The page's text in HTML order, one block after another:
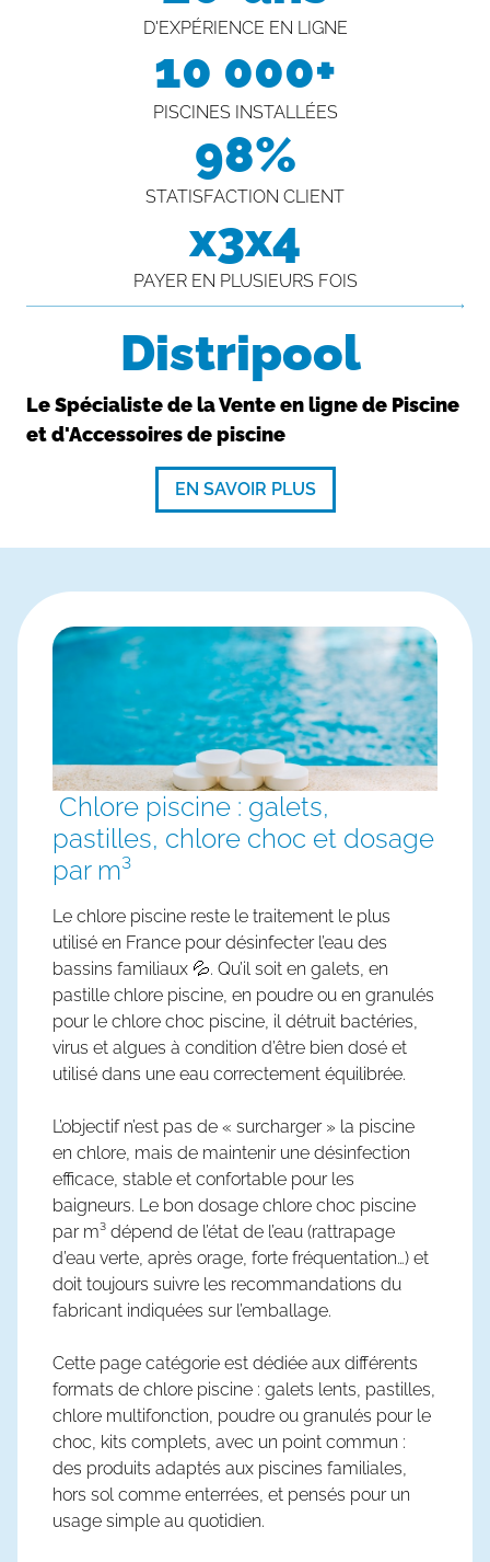
D'EXPÉRIENCE EN LIGNE
10 000+
PISCINES INSTALLÉES
98%
STATISFACTION CLIENT
x3x4
PAYER EN PLUSIEURS FOIS
Distripool
Le Spécialiste de la Vente en ligne de Piscine
et d'Accessoires de piscine
EN SAVOIR PLUS
Chlore piscine : galets,
pastilles, chlore choc et dosage
par m³
Le chlore piscine reste le traitement le plus
utilisé en France pour désinfecter l’eau des
bassins familiaux 💦. Qu’il soit en galets, en
pastille chlore piscine, en poudre ou en granulés
pour le chlore choc piscine, il détruit bactéries,
virus et algues à condition d’être bien dosé et
utilisé dans une eau correctement équilibrée.
L’objectif n’est pas de « surcharger » la piscine
en chlore, mais de maintenir une désinfection
efficace, stable et confortable pour les
baigneurs. Le bon dosage chlore choc piscine
par m³ dépend de l’état de l’eau (rattrapage
d’eau verte, après orage, forte fréquentation…) et
doit toujours suivre les recommandations du
fabricant indiquées sur l’emballage.
Cette page catégorie est dédiée aux différents
formats de chlore piscine : galets lents, pastilles,
chlore multifonction, poudre ou granulés pour le
choc, kits complets, avec un point commun :
des produits adaptés aux piscines familiales,
hors sol comme enterrées, et pensés pour un
usage simple au quotidien.